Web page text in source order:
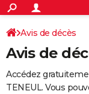
ACTUALITÉS
Politique
Société
Faits Divers
Education
Monde
Villes
+
SPORT
Coupe du monde
Football
Tennis
Cyclisme
Rugby
Forum
Programme TV
TNT
Streaming
Cinéma
Sorties cinéma
Musique
+
FINANCE
Avis de décès
Avis de
Accédez
TENEUL. Vous